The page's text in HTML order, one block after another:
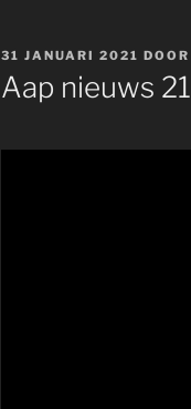
GEPLAATST
OP
31 JANUARI 2021 DOOR
Aap nieuws 21